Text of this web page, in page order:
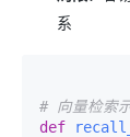
系
# 向量检索
def